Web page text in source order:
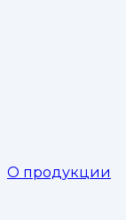
О продукции